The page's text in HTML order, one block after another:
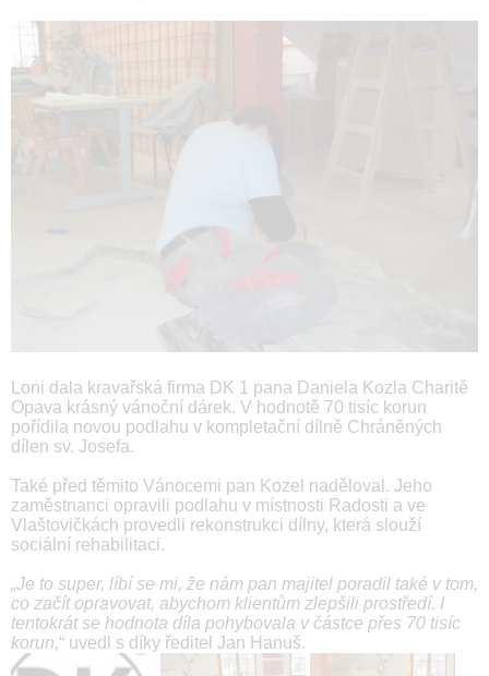
Loni dala kravařská firma DK 1 pana Daniela Kozla Charitě
Opava krásný vánoční dárek. V hodnotě 70 tisíc korun
pořídila novou podlahu v kompletační dílně Chráněných
dílen sv. Josefa.
Také před těmito Vánocemi pan Kozel naděloval. Jeho
zaměstnanci opravili podlahu v místnosti Radosti a ve
Vlaštovičkách provedli rekonstrukci dílny, která slouží
sociální rehabilitaci.
„Je to super, líbí se mi, že nám pan majitel poradil také v tom,
co začít opravovat, abychom klientům zlepšili prostředí. I
tentokrát se hodnota díla pohybovala v částce přes 70 tisíc
korun,“ uvedl s díky ředitel Jan Hanuš.